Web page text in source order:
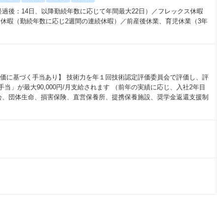
後：14日、以降勤続年数に応じて年間最大22日）／フレックス休暇
暇（勤続年数に応じ2週間の連続休暇）／前産後休業、育児休業（3年
に基づく手当あり】 技術力を年１回技術認定評価委員会で評価し、評
」が最大90,000円/月支給されます （前年の実績に応じ、入社2年目
団体生命、損害保険、直営保養所、提携保養施設、奨学金返還支援制